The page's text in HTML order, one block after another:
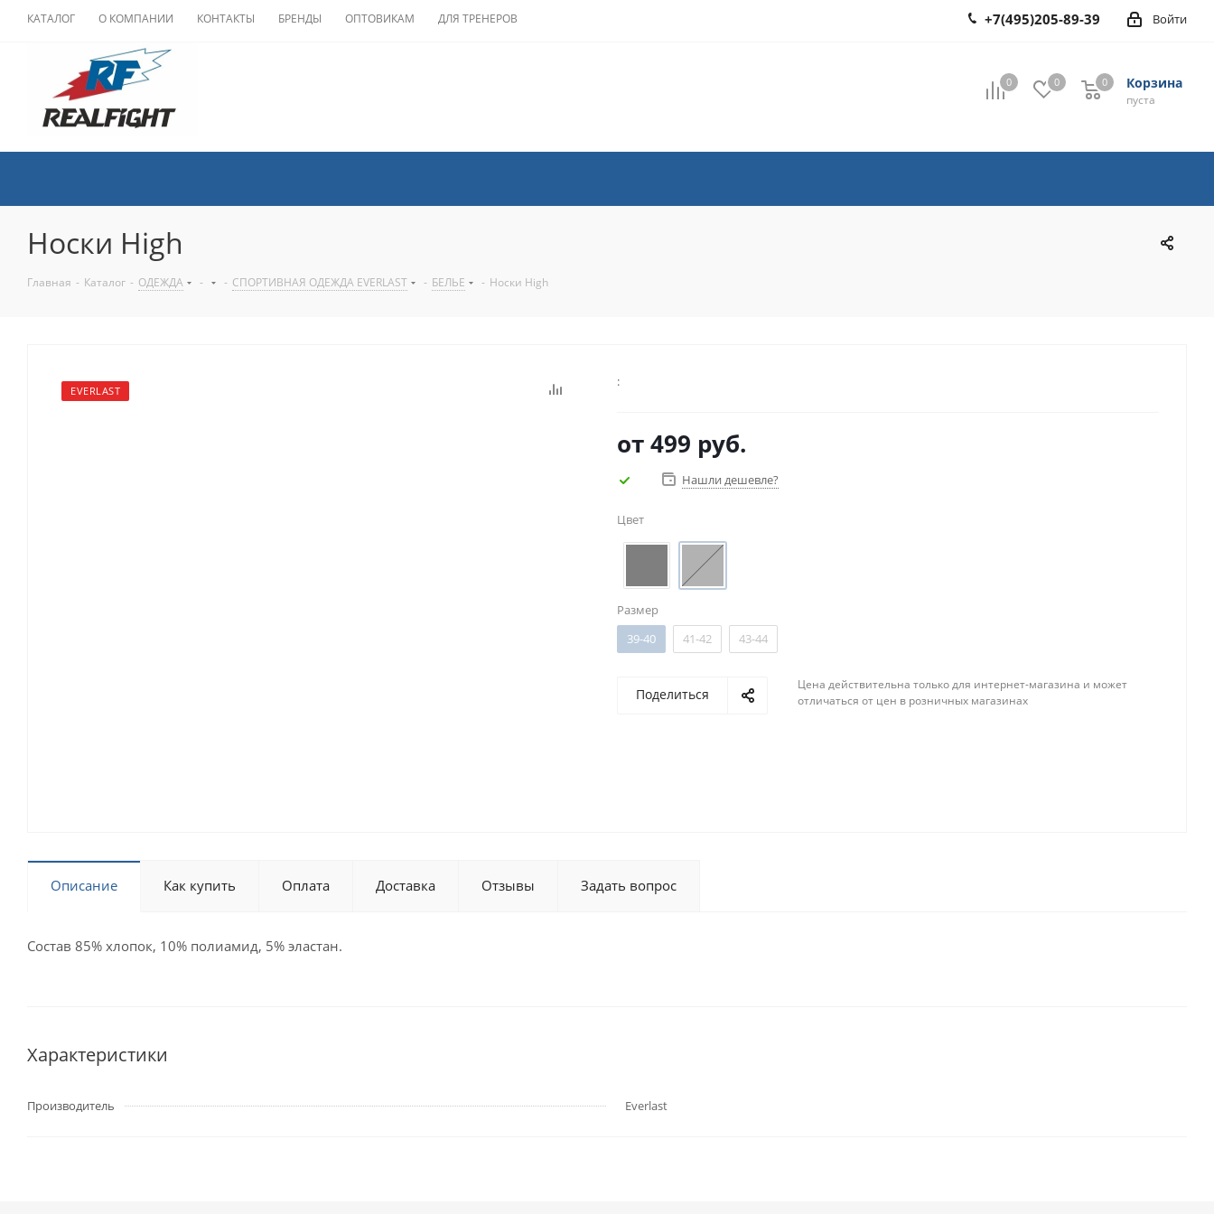
КАТАЛОГ О КОМПАНИИ КОНТАКТЫ БРЕНДЫ ОПТОВИКАМ ДЛЯ ТРЕНЕРОВ Войти
+7(495)205-89-39
0 0 Корзина
0
пуста
0
Носки High
Главная - Каталог - ОДЕЖДА - - СПОРТИВНАЯ ОДЕЖДА EVERLAST - БЕЛЬЕ - Носки High
EVERLAST
:
от499 руб.
Нашли дешевле?
Цвет
Размер
39-40
41-42 43-44
Поделиться
Цена действительна только для интернет-магазина и может
отличаться от цен в розничных магазинах
Описание Как купить Оплата Доставка Отзывы Задать вопрос
Состав 85% хлопок, 10% полиамид, 5% эластан.
Характеристики
Производитель Everlast